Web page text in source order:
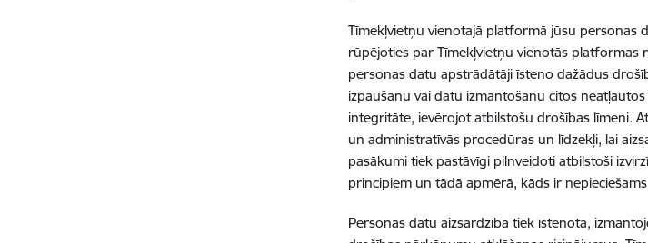
Tīmekļvietņu vienotajā platformā jūsu personas
rūpējoties par Tīmekļvietņu vienotās
personas datu apstrādātāji īsteno dažādus
izpaušanu vai datu izmantošanu citos
integritāte, ievērojot atbilstošu drošības līmeni.
un administratīvās procedūras un līdzekļi, lai
pasākumi tiek pastāvīgi pilnveidoti atbilstoši
principiem un tādā apmērā, kāds ir
Personas datu aizsardzība tiek īstenota,